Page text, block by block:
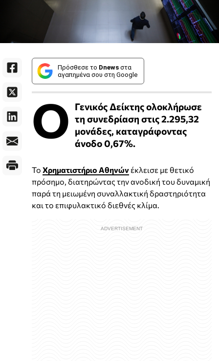
Πρόσθεσε το Dnews στα
αγαπημένα σου στη Google
Ο Γενικός Δείκτης ολοκλήρωσε
τη συνεδρίαση στις 2.295,32
μονάδες, καταγράφοντας
άνοδο 0,67%.
Το Χρηματιστήριο Αθηνών έκλεισε με θετικό
πρόσημο, διατηρώντας την ανοδική του δυναμική
παρά τη μειωμένη συναλλακτική δραστηριότητα
και το επιφυλακτικό διεθνές κλίμα.